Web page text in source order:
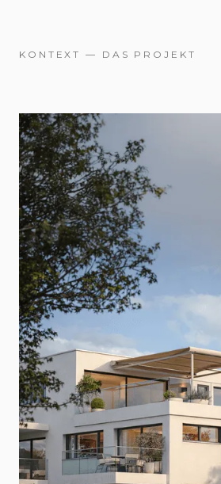
KONTEXT — DAS PROJEKT